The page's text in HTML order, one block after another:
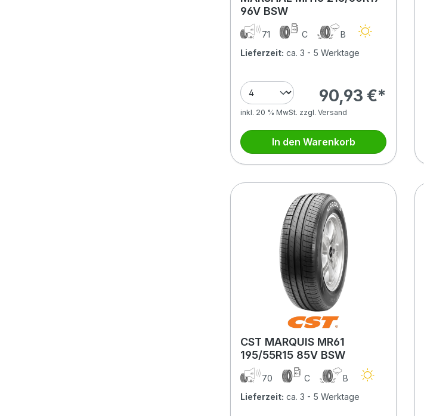
96V BSW
71 C
B
Lieferzeit: ca. 3 - 5 Werktage
90,93 €*
inkl. 20 % MwSt. zzgl. Versand
In den Warenkorb
CST MARQUIS MR61
195/55R15 85V BSW
70 C
B
Lieferzeit: ca. 3 - 5 Werktage